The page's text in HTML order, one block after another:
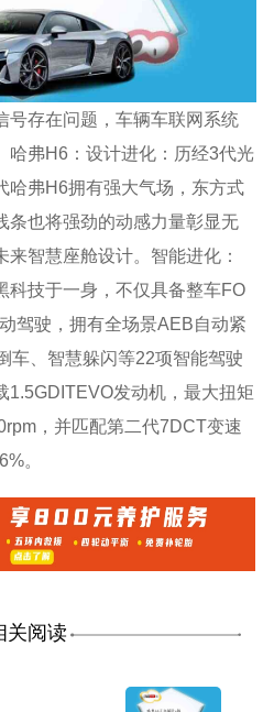
号存在问题，车辆车联网系统
哈弗H6：设计进化：历经3代光
哈弗H6拥有强大气场，东方式
条也将强劲的动感力量彰显无
智慧座舱设计。智能进化：
科技于一身，不仅具备整车FO
驾驶，拥有全场景AEB自动紧
车、智慧躲闪等22项智能驾驶
1.5GDITEVO发动机，最大扭矩
，并匹配第二代7DCT变速
。
关阅读